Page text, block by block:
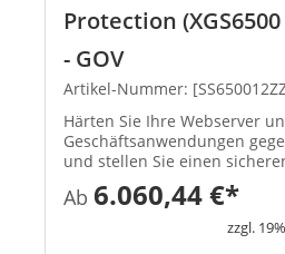
Protection
- GOV
Artikel-Nummer:
Härten Sie Ihre Webserver
Geschäftsanwendungen
und stellen Sie einen
Verfügung.
Geschäftsanwendungen Mit
Richtlinienvorlagen können
Anwendungen wie Mic...
Ab 6.060,44 €*
zzgl.